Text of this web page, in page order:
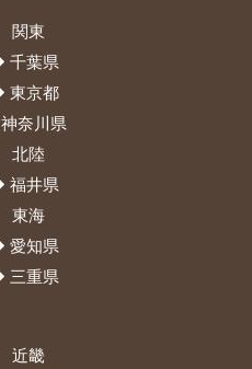
関東
千葉県
東京都
神奈川県
北陸
福井県
東海
愛知県
三重県
近畿